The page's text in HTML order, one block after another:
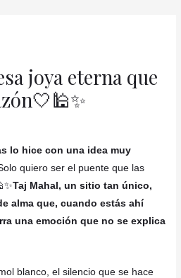
joya eterna que
lo hice con una idea muy
quiero ser el puente que las
Taj Mahal, un sitio tan único,
alma que, cuando estás ahí
una emoción que no se explica
blanco, el silencio que se hace